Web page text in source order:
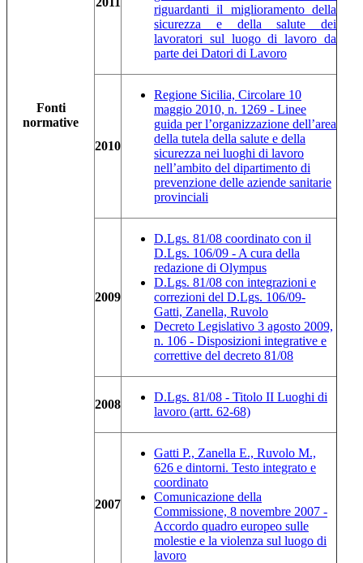
Fonti
normative
riguardanti il miglioramento della
sicurezza e della salute dei
lavoratori sul luogo di lavoro da
parte dei Datori di Lavoro
2010
Regione Sicilia, Circolare 10
maggio 2010, n. 1269 - Linee
guida per l’organizzazione dell’area
della tutela della salute e della
sicurezza nei luoghi di lavoro
nell’ambito del dipartimento di
prevenzione delle aziende sanitarie
provinciali
2009
D.Lgs. 81/08 coordinato con il
D.Lgs. 106/09 - A cura della
redazione di Olympus
D.Lgs. 81/08 con integrazioni e
correzioni del D.Lgs. 106/09-
Gatti, Zanella, Ruvolo
Decreto Legislativo 3 agosto 2009,
n. 106 - Disposizioni integrative e
correttive del decreto 81/08
2008
D.Lgs. 81/08 - Titolo II Luoghi di
lavoro (artt. 62-68)
2007
Gatti P., Zanella E., Ruvolo M.,
626 e dintorni. Testo integrato e
coordinato
Comunicazione della
Commissione, 8 novembre 2007 -
Accordo quadro europeo sulle
molestie e la violenza sul luogo di
lavoro